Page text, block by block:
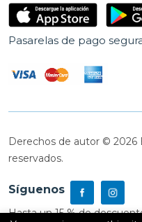
Pasarelas de pago
Derechos de autor © 2026
reservados.
Síguenos
Hasta un 15 % de